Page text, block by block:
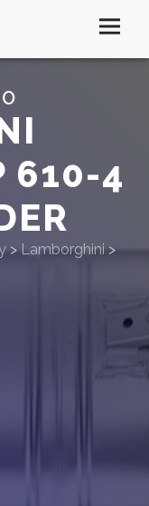
610-4
> Lamborghini >